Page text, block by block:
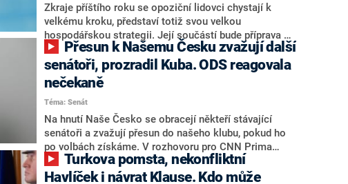
Zkraje příštího roku se opoziční lidovci chystají k
velkému kroku, představí totiž svou velkou
hospodářskou strategii. Její součástí bude příprava na
stárnutí populace, řekl ve středu na setkání s novináři
nový předseda lidovců Jan Grolich. Ten zároveň v
senátních volbách kandiduje ve Vyškově. Popsal i
aktivitu opozice, o níž vládní strany nebo političtí
komentátoři mluví jako o slabé a v defenzivě. „Je to
úmorná práce upozorňovat na chyby vlády. Ministři s
námi navíc nechodí do debat. Chceme ale ukazovat
svoje témata,“ odpověděl Grolich na dotaz CNN Prima
NEWS.
senátoři, prozradil Kuba. ODS reagovala
nečekaně
Téma: Senát
Na hnutí Naše Česko se obracejí někteří stávající
senátoři a zvažují přesun do našeho klubu, pokud ho
po volbách získáme. V rozhovoru pro CNN Prima
NEWS to řekl zakladatel hnutí a jihočeský hejtman
Martin Kuba. Konkrétní nebyl, ale získat by takto mohl
Havlíček i návrat Klause. Kdo může